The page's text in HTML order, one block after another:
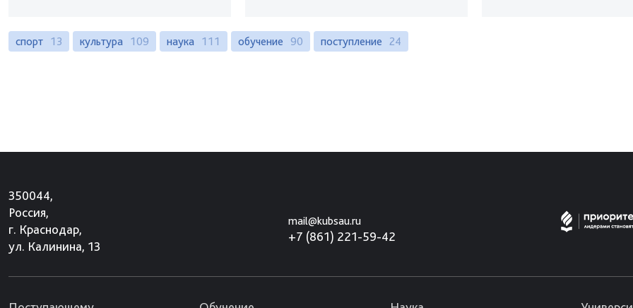
спорт 13 культура 109 наука 111 обучение 90 поступление 24
350044,
Россия,
г. Краснодар,
ул. Калинина, 13
mail@kubsau.ru
+7 (861) 221-59-42